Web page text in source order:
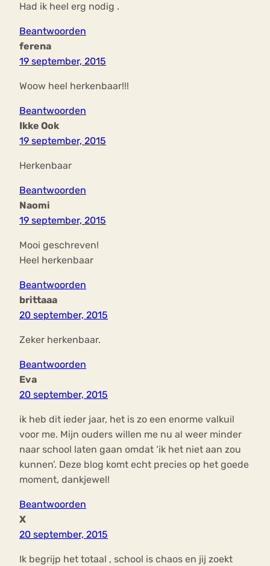
Had ik heel erg nodig .
Beantwoorden
ferena
19 september, 2015
Woow heel herkenbaar!!!
Beantwoorden
Ikke Ook
19 september, 2015
Herkenbaar
Beantwoorden
Naomi
19 september, 2015
Mooi geschreven!
Heel herkenbaar
Beantwoorden
brittaaa
20 september, 2015
Zeker herkenbaar.
Beantwoorden
Eva
20 september, 2015
ik heb dit ieder jaar, het is zo een enorme valkuil
voor me. Mijn ouders willen me nu al weer minder
naar school laten gaan omdat ‘ik het niet aan zou
kunnen’. Deze blog komt echt precies op het goede
moment, dankjewel!
Beantwoorden
X
20 september, 2015
Ik begrijp het totaal , school is chaos en jij zoekt